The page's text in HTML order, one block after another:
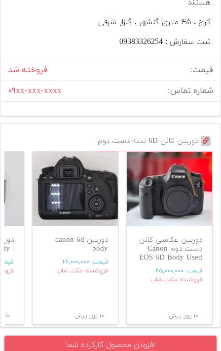
هستند
کرج ، ۴۵ متری گلشهر , گلزار شرقی
ثبت سفارش : 09383326254
قیمت:
فروخته شد
شماره تماس:
۰۹xx-xxx-xxxx
دوربین کانن 6D بدنه دست دوم
دوربین عکاسی کانن
دست دوم Canon
EOS 6D Body Used
قیمت: ۴۵,۰۰۰,۰۰۰
فروشنده: مکث شاپ
۱۰ روز پیش
دوربین canon 6d
body
قیمت: ۲۶,۰۰۰,۰۰۰
فروشنده: مکث شاپ
۱۰ روز پیش
| canon 6D body
۱۰ روز پیش
افزودن محصول کارکرده شما